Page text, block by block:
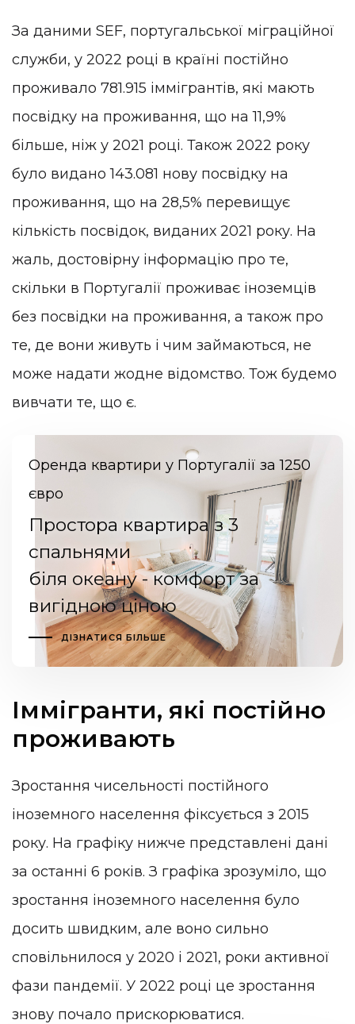
За даними SEF, португальської міграційної
служби, у 2022 році в країні постійно
проживало 781.915 іммігрантів, які мають
посвідку на проживання, що на 11,9%
більше, ніж у 2021 році. Також 2022 року
було видано 143.081 нову посвідку на
проживання, що на 28,5% перевищує
кількість посвідок, виданих 2021 року. На
жаль, достовірну інформацію про те,
скільки в Португалії проживає іноземців
без посвідки на проживання, а також про
те, де вони живуть і чим займаються, не
може надати жодне відомство. Тож будемо
вивчати те, що є.
Оренда квартири у Португалії за 1250
євро
Простора квартира з 3
спальнями
біля океану - комфорт за
вигідною ціною
ДІЗНАТИСЯ БІЛЬШЕ
Іммігранти, які постійно
проживають
Зростання чисельності постійного
іноземного населення фіксується з 2015
року. На графіку нижче представлені дані
за останні 6 років. З графіка зрозуміло, що
зростання іноземного населення було
досить швидким, але воно сильно
сповільнилося у 2020 і 2021, роки активної
фази пандемії. У 2022 році це зростання
знову почало прискорюватися.